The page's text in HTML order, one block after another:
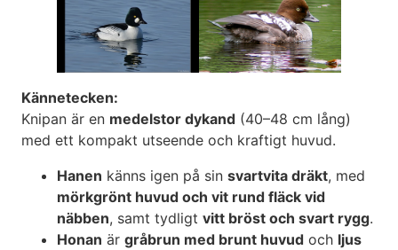
Kännetecken:
Knipan är en medelstor dykand (40–48 cm lång)
med ett kompakt utseende och kraftigt huvud.
Hanen känns igen på sin svartvita dräkt, med
mörkgrönt huvud och vit rund fläck vid
näbben, samt tydligt vitt bröst och svart rygg.
Honan är gråbrun med brunt huvud och ljus